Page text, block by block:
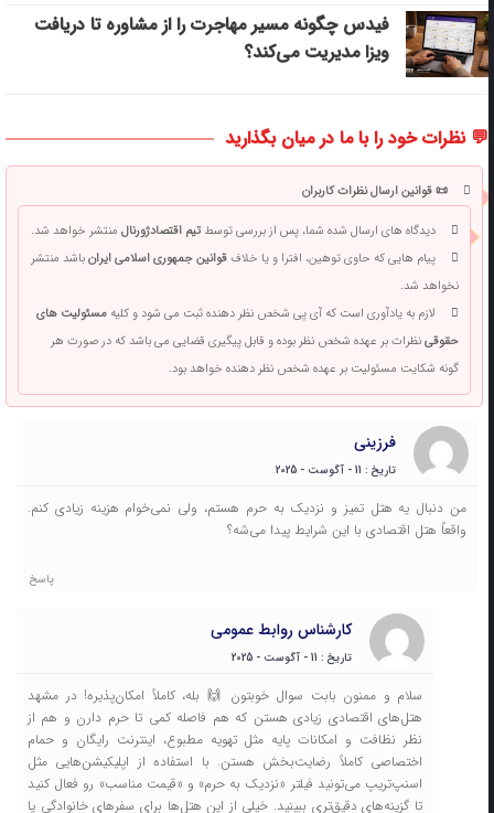
فیدس چگونه مسیر مهاجرت را از مشاوره تا دریافت
ویزا مدیریت می‌کند؟
💬 نظرات خود را با ما در میان بگذارید
📜 قوانین ارسال نظرات کاربران
دیدگاه های ارسال شده شما، پس از بررسی توسطتیم اقتصادژورنالمنتشر خواهد شد.
پیام هایی که حاوی توهین، افترا و یا خلافقوانین جمهوری اسلامی ایرانباشد منتشر
نخواهد شد.
لازم به یادآوری است که آی پی شخص نظر دهنده ثبت می شود و کلیهمسئولیت های
حقوقینظرات بر عهده شخص نظر بوده و قابل پیگیری قضایی می باشد که در صورت هر
گونه شکایت مسئولیت بر عهده شخص نظر دهنده خواهد بود.
فرزینی
تاریخ : 11 - آگوست - 2025
من دنبال یه هتل تمیز و نزدیک به حرم هستم، ولی نمی‌خوام هزینه زیادی کنم.
واقعاً هتل اقتصادی با این شرایط پیدا می‌شه؟
پاسخ
کارشناس روابط عمومی
تاریخ : 11 - آگوست - 2025
سلام و ممنون بابت سوال خوبتون 🙌 بله، کاملاً امکان‌پذیره! در مشهد
هتل‌های اقتصادی زیادی هستن که هم فاصله کمی تا حرم دارن و هم از
نظر نظافت و امکانات پایه مثل تهویه مطبوع، اینترنت رایگان و حمام
اختصاصی کاملاً رضایت‌بخش هستن. با استفاده از اپلیکیشن‌هایی مثل
اسنپ‌تریپ می‌تونید فیلتر «نزدیک به حرم» و «قیمت مناسب» رو فعال کنید
تا گزینه‌های دقیق‌تری ببینید. خیلی از این هتل‌ها برای سفرهای خانوادگی یا